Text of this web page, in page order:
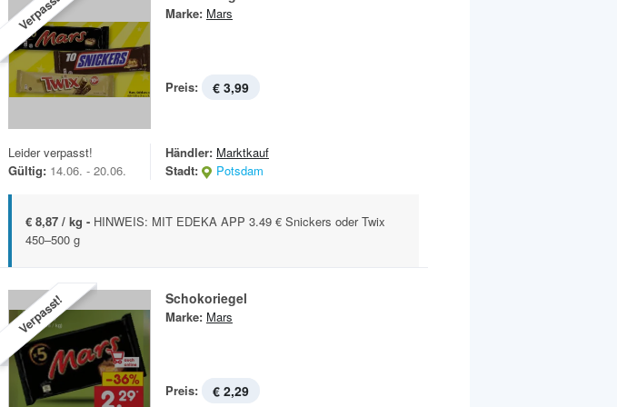
Verpasst! Marke: Mars
Preis: € 3,99
Leider verpasst!
Gültig: 14.06. - 20.06.
Händler: Marktkauf
Stadt:
Potsdam
€ 8,87 / kg - HINWEIS: MIT EDEKA APP 3.49 € Snickers oder Twix
450–500 g
Verpasst! Schokoriegel
Marke: Mars
Preis: € 2,29